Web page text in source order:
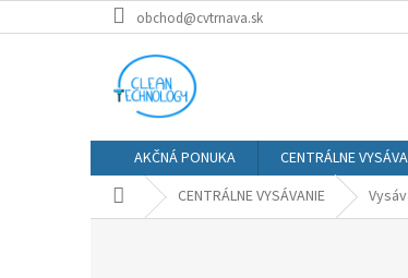
na
obchod@cvtrnava.sk
AKČNÁ PONUKA CENTRÁLNE
Domov CENTRÁLNE VYSÁVANIE